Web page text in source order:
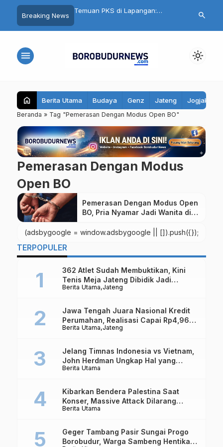
Breaking News
Santri Al Hidayat
Edukasi Remaja
Temuan PKS di Lapangan:
Terlambat, Kain Kaku hingga Ada
Cuma
Mall
search
menu light_mode
home Berita Utama Budaya Genz Jateng Jogjakarta
Beranda » Tag "Pemerasan Dengan Modus Open BO"
Pemerasan Dengan Modus
Open BO
Pemerasan Dengan Modus Open
BO, Pria Nyamar Jadi Wanita di
(adsbygoogle = window.adsbygoogle || []).push({});
TERPOPULER
Berita Utama Jateng
362 Atlet Sudah Membuktikan, Kini
Tenis Meja Jateng Dibidik Jadi
Kekuatan Nasional
Berita Utama Jateng
Jawa Tengah Juara Nasional Kredit
Perumahan, Realisasi Capai Rp4,96
Triliun
Berita Utama
Jelang Timnas Indonesia vs Vietnam,
John Herdman Ungkap Hal yang
Dipertaruhkan
Berita Utama
Kibarkan Bendera Palestina Saat
Konser, Massive Attack Dilarang
Masuk Singapura Lagi
Geger Tambang Pasir Sungai Progo
Borobudur, Warga Sambeng Hentikan